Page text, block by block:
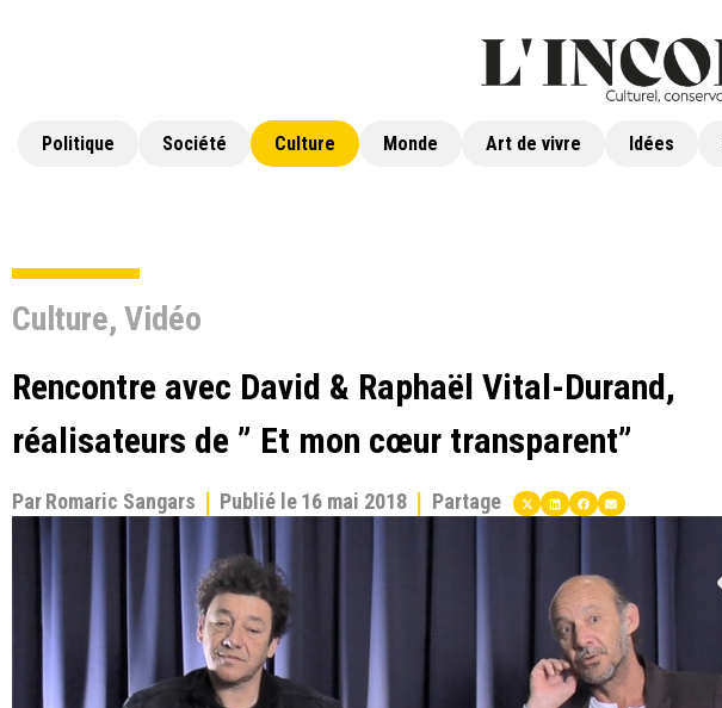
Politique Société Culture Monde Art de vivre Idées
Culture, Vidéo
Rencontre avec David & Raphaël Vital-Durand,
réalisateurs de ” Et mon cœur transparent”
ParRomaric Sangars Publié le16 mai 2018 Partage